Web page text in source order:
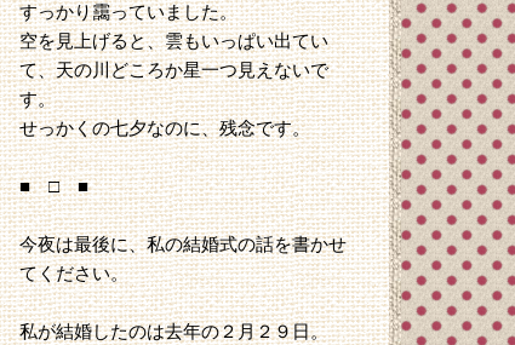
すっかり靄っていました。
空を見上げると、雲もいっぱい出てい
て、天の川どころか星一つ見えないで
す。
せっかくの七夕なのに、残念です。
■ □ ■
今夜は最後に、私の結婚式の話を書かせ
てください。
私が結婚したのは去年の２月２９日。